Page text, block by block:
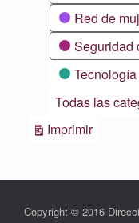
Red de
Seguridad
Todas las
ImprimirVistas
Copyright © 2016